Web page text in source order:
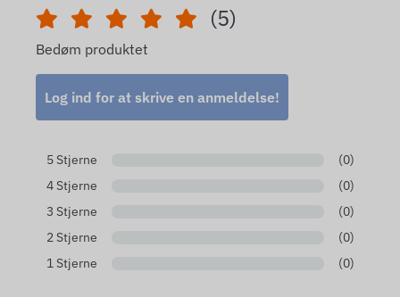
(5)
Bedøm produktet
Log ind for at skrive en anmeldelse!
5 Stjerne
(0)
4 Stjerne
(0)
3 Stjerne
(0)
2 Stjerne
(0)
1 Stjerne
(0)